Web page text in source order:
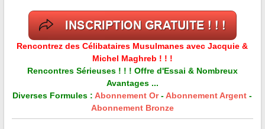
Rencontrez des Célibataires Musulmanes avec Jacquie &
Michel Maghreb ! ! !
Rencontres Sérieuses ! ! ! Offre d'Essai & Nombreux
Avantages ...
Diverses Formules :Abonnement Or-Abonnement Argent -
Abonnement Bronze